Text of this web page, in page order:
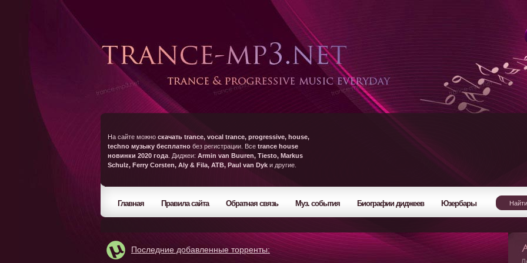
На сайте можно скачать trance, vocal trance, progressive, house,
techno музыку бесплатно без регистрации. Все trance house
новинки 2020 года . Диджеи: Armin van Buuren, Tiesto, Markus
Schulz, Ferry Corsten, Aly & Fila, ATB, Paul van Dyk и другие.
Главная Правила сайта Обратная связь Муз. события Биографии диджеев Юзербары
Последние добавленные торренты: